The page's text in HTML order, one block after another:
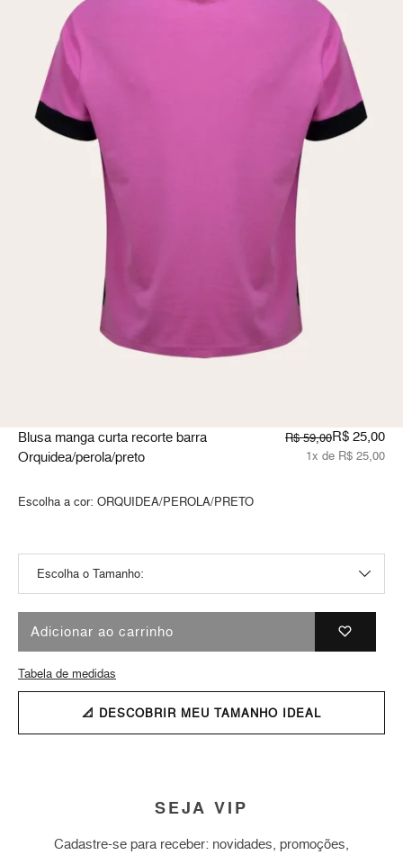
Blusa manga curta recorte barra
Orquidea/perola/preto
R$ 59,00R$ 25,00
1x de R$ 25,00
Escolha a cor: ORQUIDEA/PEROLA/PRETO
Adicionar ao carrinho
Tabela de medidas
📐 DESCOBRIR MEU TAMANHO IDEAL
SEJA VIP
Cadastre-se para receber: novidades, promoções,